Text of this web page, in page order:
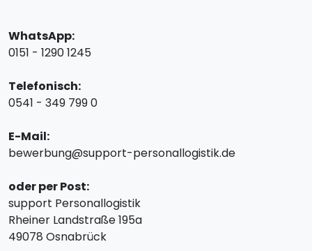
WhatsApp:
0151 - 1290 1245
Telefonisch:
0541 - 349 799 0
E-Mail:
bewerbung@support-personallogistik.de
oder per Post:
support Personallogistik
Rheiner Landstraße 195a
49078 Osnabrück